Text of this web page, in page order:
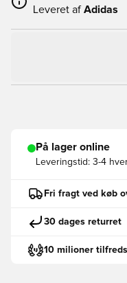
Leveret af Adidas
På lager online
Leveringstid: 3-4
Fri fragt ved køb
30 dages returret
10 milioner